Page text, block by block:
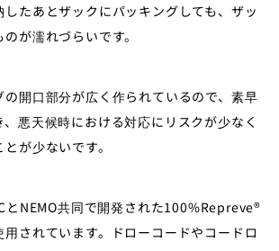
たあとザックにパッキングしても、ザッ
が濡れづらいです。
の開口部分が広く作られているので、素早
、悪天候時における対応にリスクが少なく
が少ないです。
とNEMO共同で開発された100%Repreve®
用されています。ドローコードやコードロ